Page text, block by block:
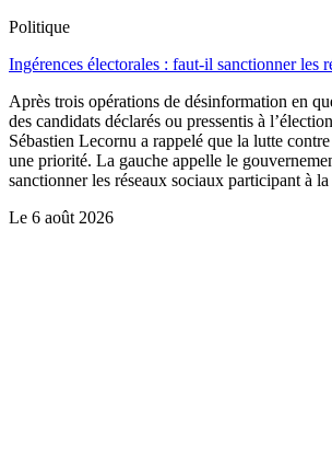
Politique
Ingérences électorales : faut-il sanctionner les
Après trois opérations de désinformation en
des candidats déclarés ou pressentis à
Sébastien Lecornu a rappelé que la lutte
une priorité. La gauche appelle le
sanctionner les réseaux sociaux participant à
Le 6 août 2026